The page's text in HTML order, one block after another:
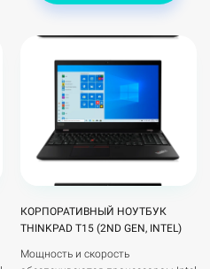
КОРПОРАТИВНЫЙ НОУТБУК
THINKPAD T15 (2ND GEN, INTEL)
Мощность и скорость